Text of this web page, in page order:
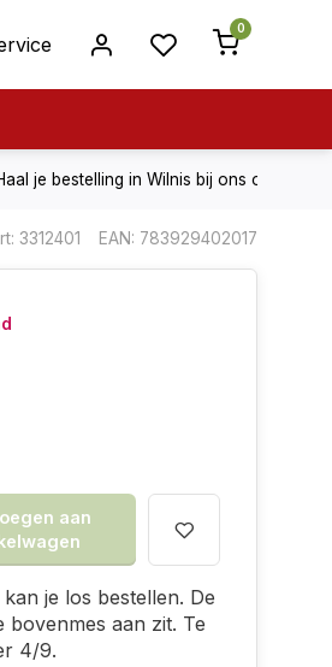
0
je bestelling in Wilnis bij ons op!
3312401 EAN: 783929402017
aan
je los bestellen. De
bovenmes aan zit. Te
4/9.